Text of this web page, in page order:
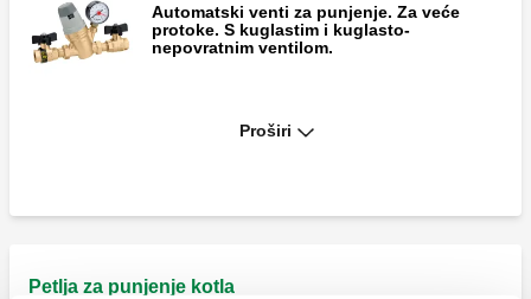
Automatski venti za punjenje. Za veće
protoke. S kuglastim i kuglasto-
nepovratnim ventilom.
pretpodešavanjem, zaštita od kamenca,
Proširi
Petlja za punjenje kotla